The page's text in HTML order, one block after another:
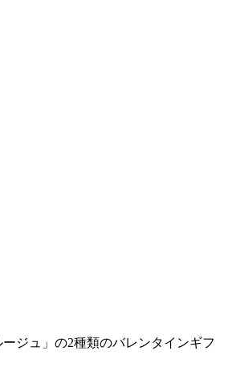
ジュ」の2種類のバレンタインギフ